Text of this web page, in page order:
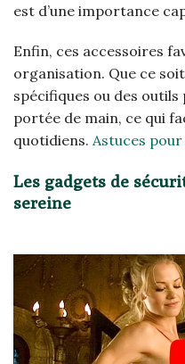
est d’une importance
Enfin, ces accessoires
organisation. Que ce
spécifiques ou des
portée de main, ce qui
quotidiens. Astuces pour
Les gadgets de
sereine